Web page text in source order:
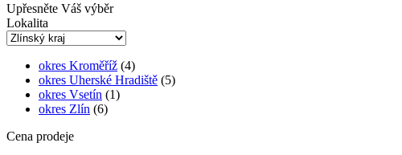
Upřesněte Váš výběr
Lokalita
okres Kroměříž (4)
okres Uherské Hradiště (5)
okres Vsetín (1)
okres Zlín (6)
Cena prodeje